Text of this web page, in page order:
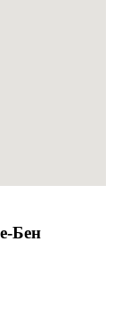
Бен